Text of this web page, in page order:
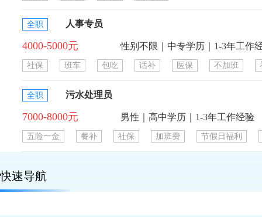
全职 人事专员
4000-5000元 性别不限｜中专学历｜1-3年工作
社保 班车 包吃 话补 医保 不加班
全职 污水处理员
7000-8000元 男性｜高中学历｜1-3年工作经验
五险一金 餐补 社保 加班费 节假日福利
快速导航